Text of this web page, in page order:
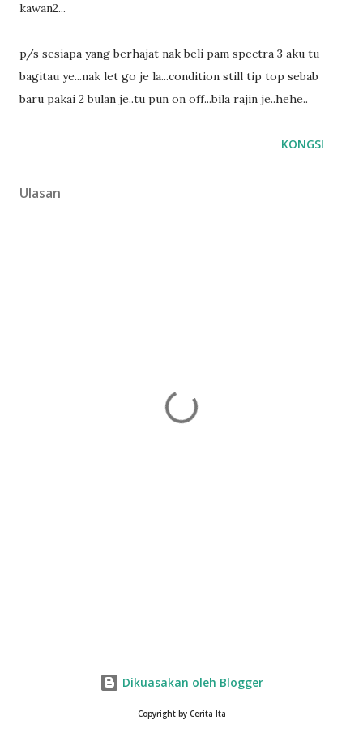
kawan2...
p/s sesiapa yang berhajat nak beli pam spectra 3 aku tu
bagitau ye...nak let go je la...condition still tip top sebab
baru pakai 2 bulan je..tu pun on off...bila rajin je..hehe..
KONGSI
Ulasan
Dikuasakan oleh Blogger
Copyright by Cerita Ita